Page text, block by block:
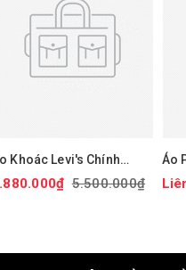
Khoác Levi's Chính
- Áo khoác phao trùm
co giãn chống nước
5.500.000₫
Áo
-